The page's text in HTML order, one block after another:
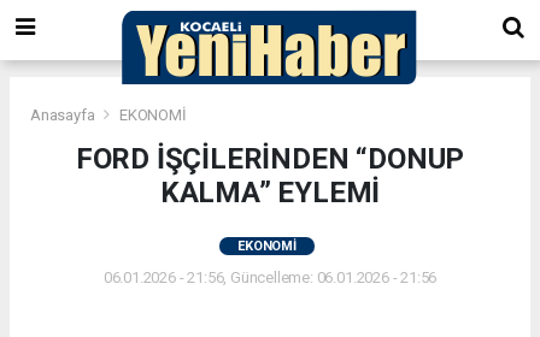
Anasayfa EKONOMİ
FORD İŞÇİLERİNDEN “DONUP
KALMA” EYLEMİ
EKONOMİ
06.01.2026 - 21:56, Güncelleme: 06.01.2026 - 21:56